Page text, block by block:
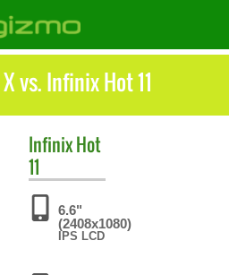
vs. Infinix Hot 11
InfinixHot
11
6.6"
(2408x1080)
IPS LCD